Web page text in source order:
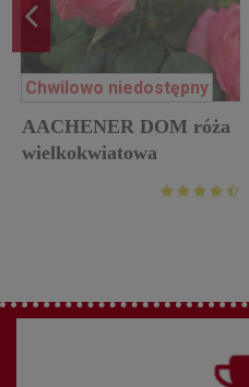
Chwilowo niedostępny
AACHENER DOM róża
wielkokwiatowa